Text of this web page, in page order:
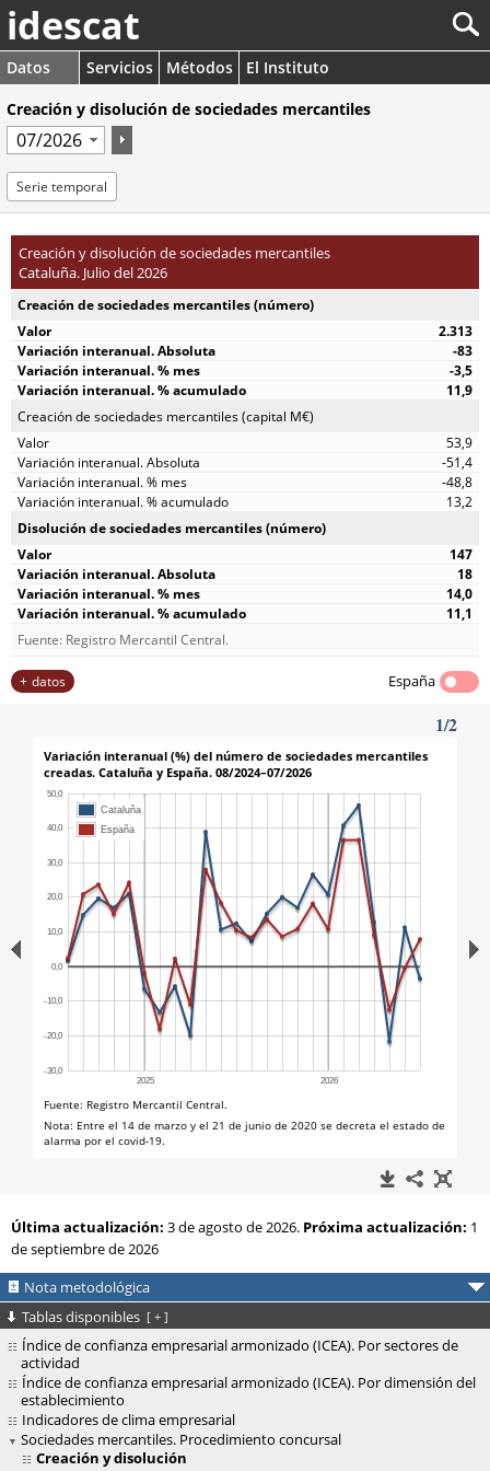
idescat
Datos Servicios Métodos
El Instituto
Creación y disolución de sociedades mercantiles
Serie temporal
Creación y disolución de sociedades mercantiles
Cataluña. Julio del 2026
Creación de sociedades mercantiles (número)
2.313
-83
-3,5
11,9
Creación de sociedades mercantiles (capital M€)
53,9
-51,4
-48,8
13,2
Disolución de sociedades mercantiles (número)
147
18
14,0
11,1
Fuente: Registro Mercantil Central.
datos España
Última actualización: 3 de agosto de 2026. Próxima actualización: 1
de septiembre de 2026
Nota metodológica
Tablas disponibles [ + ]
Índice de confianza empresarial armonizado (ICEA). Por sectores de
actividad
Índice de confianza empresarial armonizado (ICEA). Por dimensión del
establecimiento
Indicadores de clima empresarial
Sociedades mercantiles. Procedimiento concursal
Creación y disolución